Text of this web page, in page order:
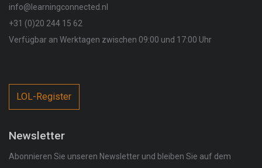
info@learningconnected.nl
+31 (0)20 244 15 62
Verfügbar an Werktagen zwischen 09:00 und 17:00 Uhr
LOL-Register
Newsletter
Abonnieren Sie unseren Newsletter und bleiben Sie auf dem